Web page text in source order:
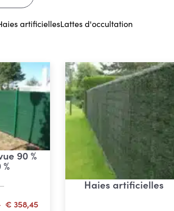
artificiellesLattes d'occultation
90 %
€ 358,45Plage
Haies artificielles